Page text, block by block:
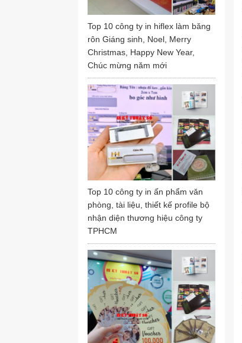
Top 10 công ty in hiflex làm băng
rôn Giáng sinh, Noel, Merry
Christmas, Happy New Year,
Chúc mừng năm mới
Top 10 công ty in ấn phẩm văn
phòng, tài liệu, thiết kế profile bộ
nhận diện thương hiệu công ty
TPHCM